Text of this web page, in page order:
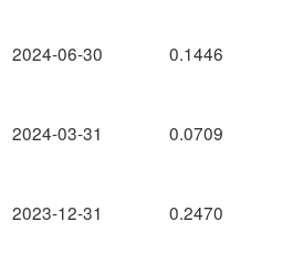
2024-06-30
2024-03-31
2023-12-31
0.1446
0.0709
0.2470